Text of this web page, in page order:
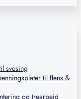
svesing
til flens &
og trearbeid